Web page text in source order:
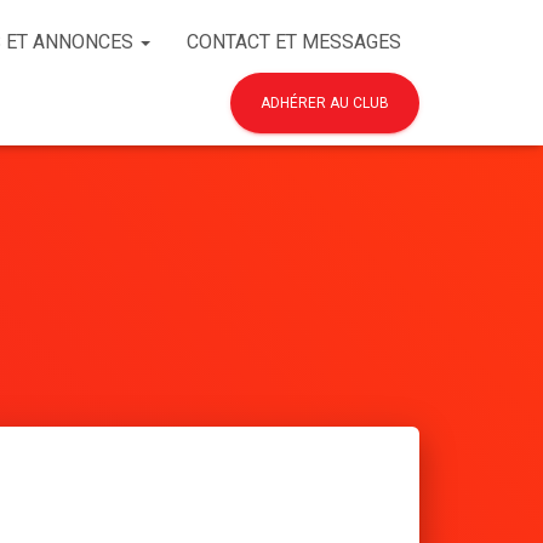
ANNONCES CONTACT ET MESSAGES
ADHÉRER AU CLUB